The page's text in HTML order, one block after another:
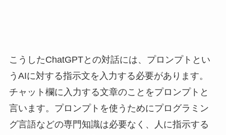
こうしたChatGPTとの対話には、プロンプトとい
うAIに対する指示文を入力する必要があります。
チャット欄に入力する文章のことをプロンプトと
言います。プロンプトを使うためにプログラミン
グ言語などの専門知識は必要なく、人に指示する